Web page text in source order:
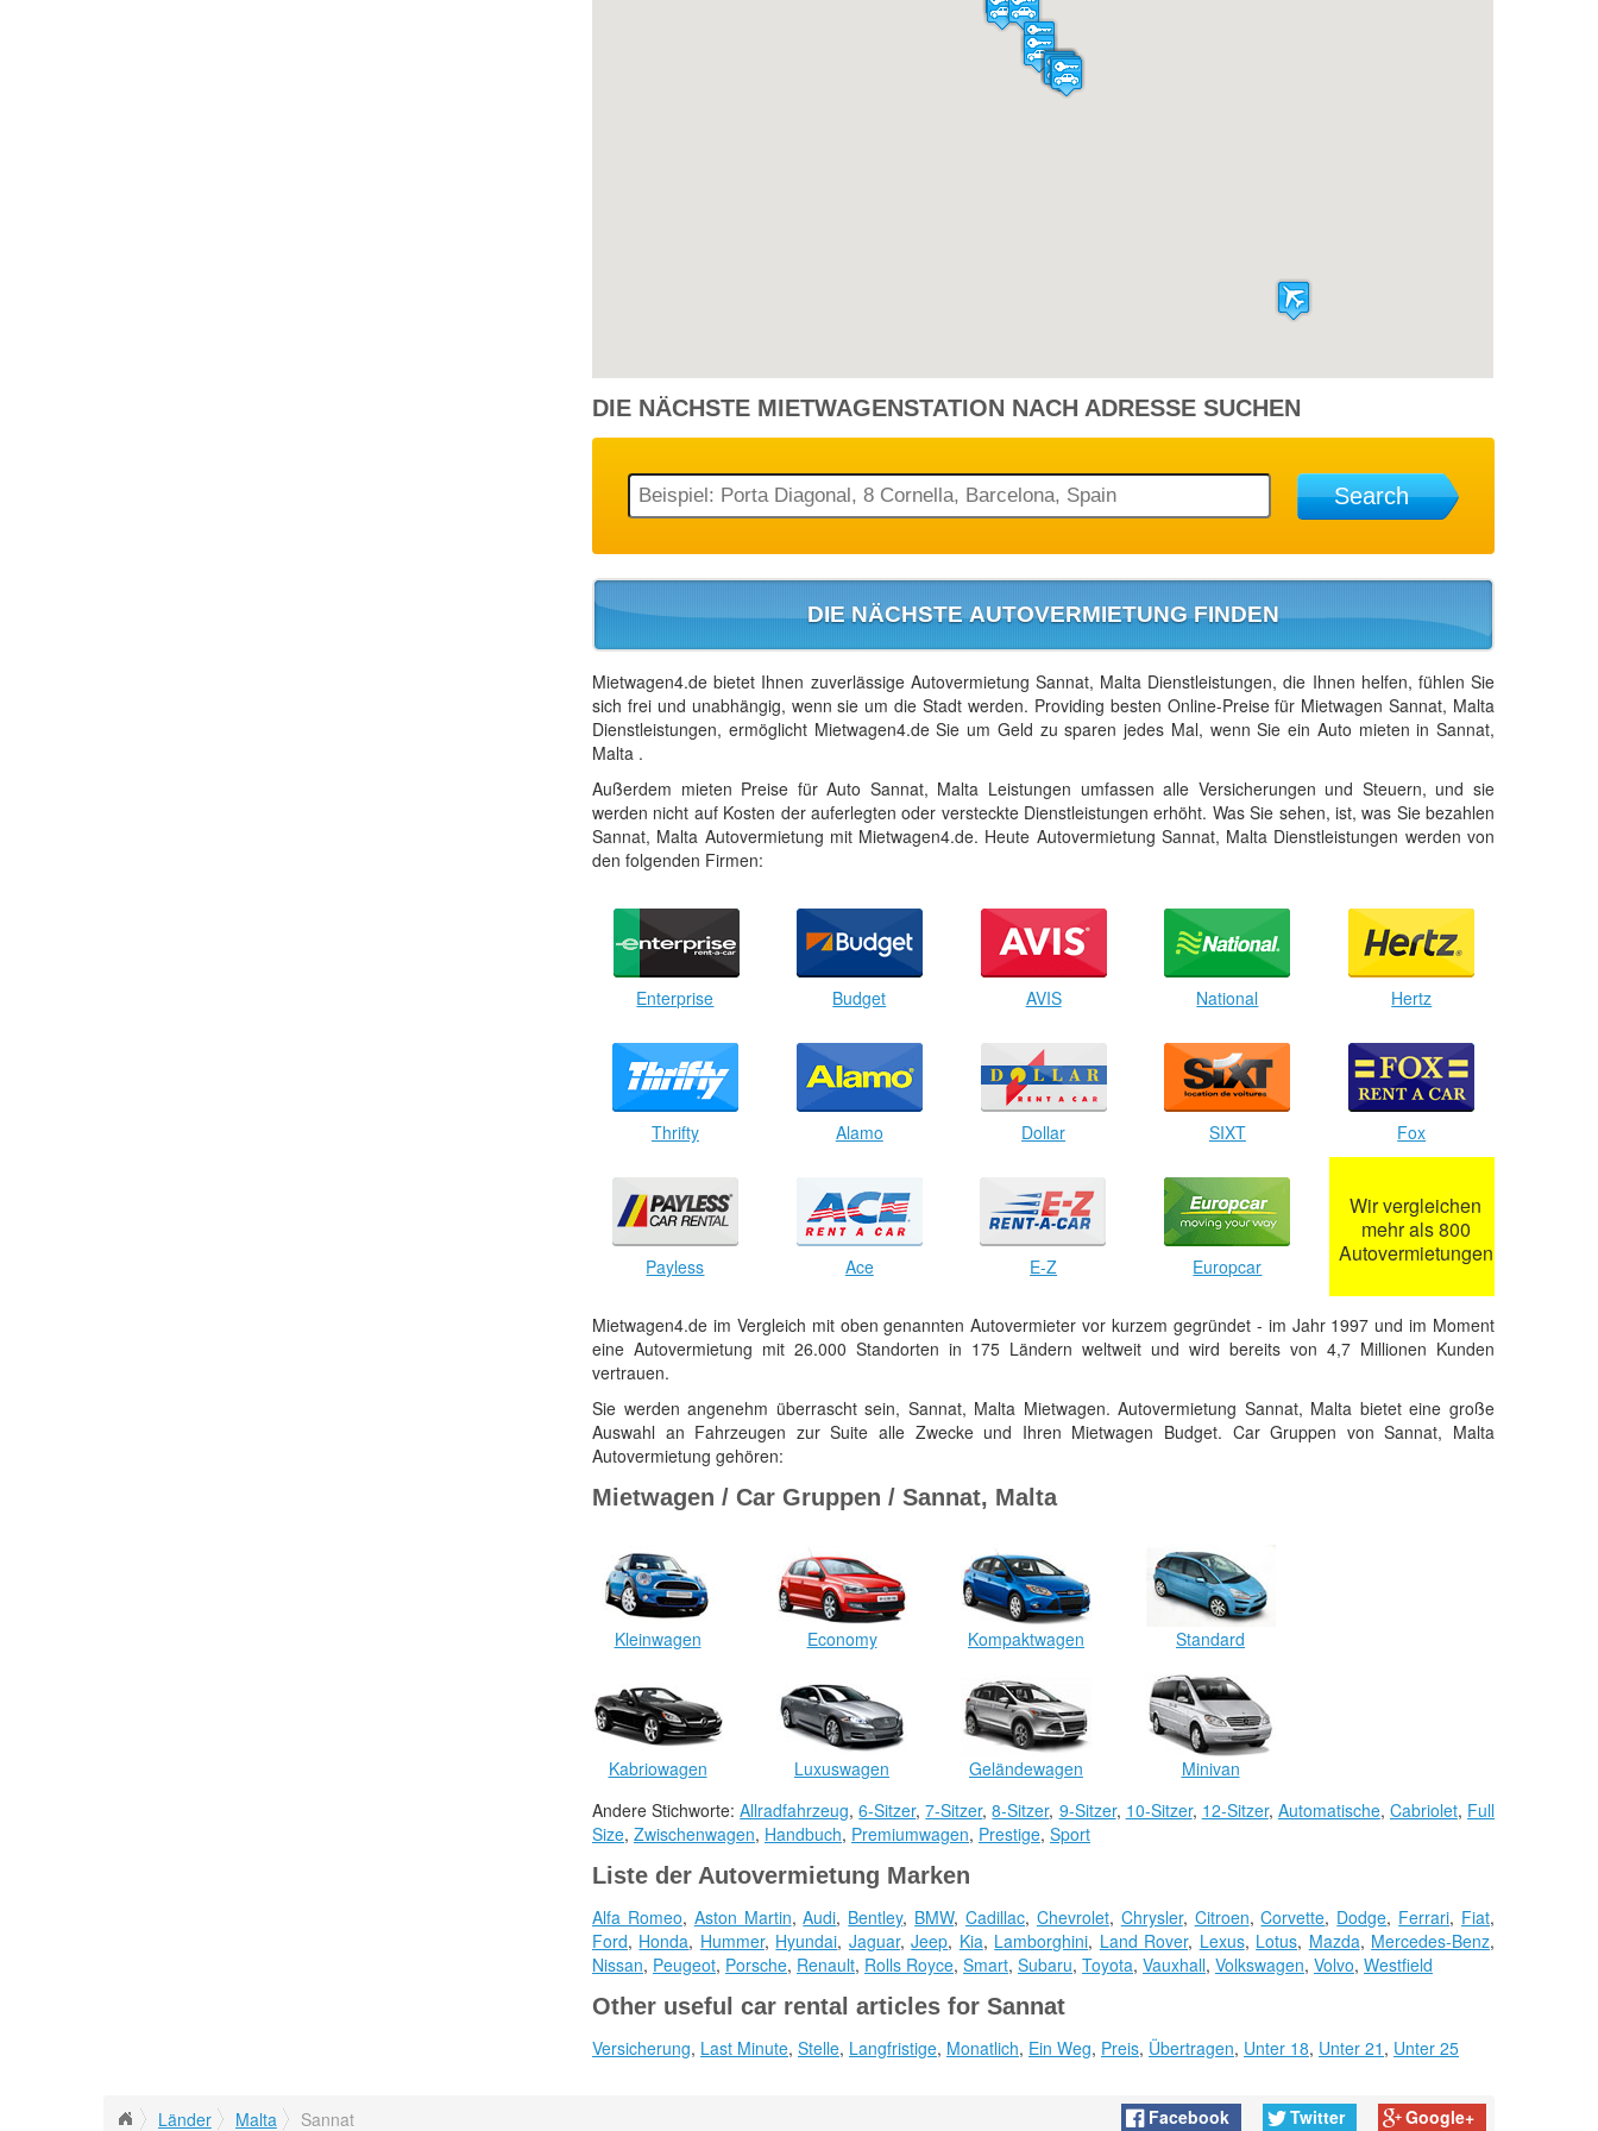
Peugeot 107
Peugeot 107
DIE NÄCHSTE MIETWAGENSTATION NACH ADRESSE SUCHEN
Search
DIE NÄCHSTE AUTOVERMIETUNG FINDEN
Mietwagen4.de bietet Ihnen zuverlässige Autovermietung Sannat, Malta Dienstleistungen, die Ihnen helfen, fühlen Sie
sich frei und unabhängig, wenn sie um die Stadt werden. Providing besten Online-Preise für Mietwagen Sannat, Malta
Dienstleistungen, ermöglicht Mietwagen4.de Sie um Geld zu sparen jedes Mal, wenn Sie ein Auto mieten in Sannat,
Malta .
Außerdem mieten Preise für Auto Sannat, Malta Leistungen umfassen alle Versicherungen und Steuern, und sie
werden nicht auf Kosten der auferlegten oder versteckte Dienstleistungen erhöht. Was Sie sehen, ist, was Sie bezahlen
Sannat, Malta Autovermietung mit Mietwagen4.de. Heute Autovermietung Sannat, Malta Dienstleistungen werden von
den folgenden Firmen:
Enterprise Budget AVIS National Hertz
Thrifty Alamo Dollar SIXT Fox
Payless Ace E-Z Europcar
Wir vergleichen
mehr als 800
Autovermietungen
Mietwagen4.de im Vergleich mit oben genannten Autovermieter vor kurzem gegründet - im Jahr 1997 und im Moment
eine Autovermietung mit 26.000 Standorten in 175 Ländern weltweit und wird bereits von 4,7 Millionen Kunden
vertrauen.
Sie werden angenehm überrascht sein, Sannat, Malta Mietwagen. Autovermietung Sannat, Malta bietet eine große
Auswahl an Fahrzeugen zur Suite alle Zwecke und Ihren Mietwagen Budget. Car Gruppen von Sannat, Malta
Autovermietung gehören:
Mietwagen / Car Gruppen / Sannat, Malta
Kleinwagen Economy Kompaktwagen Standard
Kabriowagen Luxuswagen Geländewagen
Minivan
Andere Stichworte:Allradfahrzeug,6-Sitzer,7-Sitzer,8-Sitzer, 9-Sitzer, 10-Sitzer, 12-Sitzer, Automatische, Cabriolet, Full
Size, Zwischenwagen, Handbuch, Premiumwagen, Prestige, Sport
Liste der Autovermietung Marken
Alfa Romeo, Aston Martin,Audi, Bentley, BMW,Cadillac, Chevrolet, Chrysler, Citroen,Corvette, Dodge, Ferrari, Fiat,
Ford, Honda, Hummer, Hyundai, Jaguar,Jeep, Kia, Lamborghini, Land Rover, Lexus, Lotus, Mazda, Mercedes-Benz,
Nissan, Peugeot, Porsche, Renault, Rolls Royce, Smart, Subaru, Toyota, Vauxhall, Volkswagen, Volvo, Westfield
Other useful car rental articles for Sannat
Versicherung, Last Minute, Stelle, Langfristige, Monatlich, Ein Weg, Preis, Übertragen, Unter 18, Unter 21 , Unter 25
Länder Malta Sannat Facebook Twitter Google+